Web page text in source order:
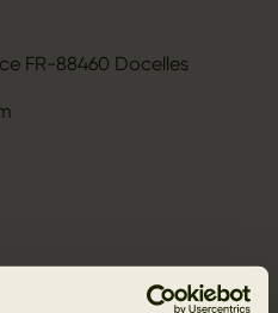
FR-88460 Docelles